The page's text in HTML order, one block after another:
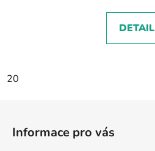
DETAIL
20
Informace pro vás